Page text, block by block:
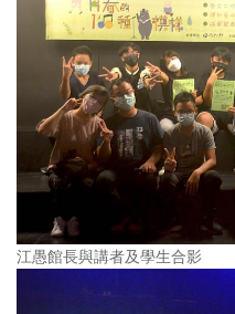
江愚館長與講者及學生合影